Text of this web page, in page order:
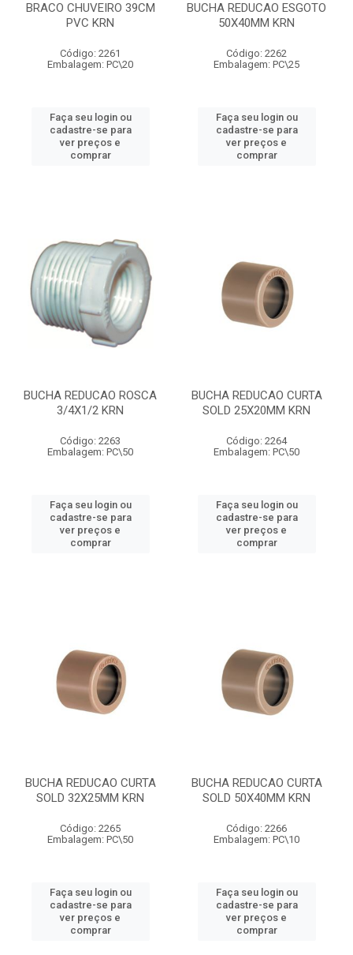
BRACO CHUVEIRO 39CM
PVC KRN
Código: 2261
Embalagem: PC\20
Faça seu login ou
cadastre-se para
ver preços e
comprar
BUCHA REDUCAO ESGOTO
50X40MM KRN
Código: 2262
Embalagem: PC\25
Faça seu login ou
cadastre-se para
ver preços e
comprar
BUCHA REDUCAO ROSCA
3/4X1/2 KRN
Código: 2263
Embalagem: PC\50
Faça seu login ou
cadastre-se para
ver preços e
comprar
BUCHA REDUCAO CURTA
SOLD 25X20MM KRN
Código: 2264
Embalagem: PC\50
Faça seu login ou
cadastre-se para
ver preços e
comprar
BUCHA REDUCAO CURTA
SOLD 32X25MM KRN
Código: 2265
Embalagem: PC\50
Faça seu login ou
cadastre-se para
ver preços e
comprar
BUCHA REDUCAO CURTA
SOLD 50X40MM KRN
Código: 2266
Embalagem: PC\10
Faça seu login ou
cadastre-se para
ver preços e
comprar